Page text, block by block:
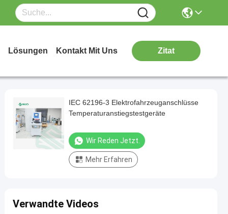
Lösungen Kontakt Mit Uns Zitat
IEC 62196-3 Elektrofahrzeuganschlüsse
Temperaturanstiegstestgeräte
Wir Reden Jetzt.
Mehr Erfahren
Verwandte Videos